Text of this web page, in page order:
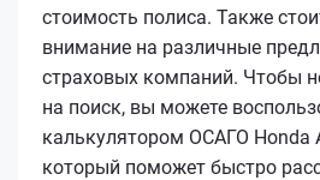
стоимость полиса. Также
внимание на различные
страховых компаний. Чтобы
на поиск, вы можете
калькулятором ОСАГО Honda
который поможет быстро